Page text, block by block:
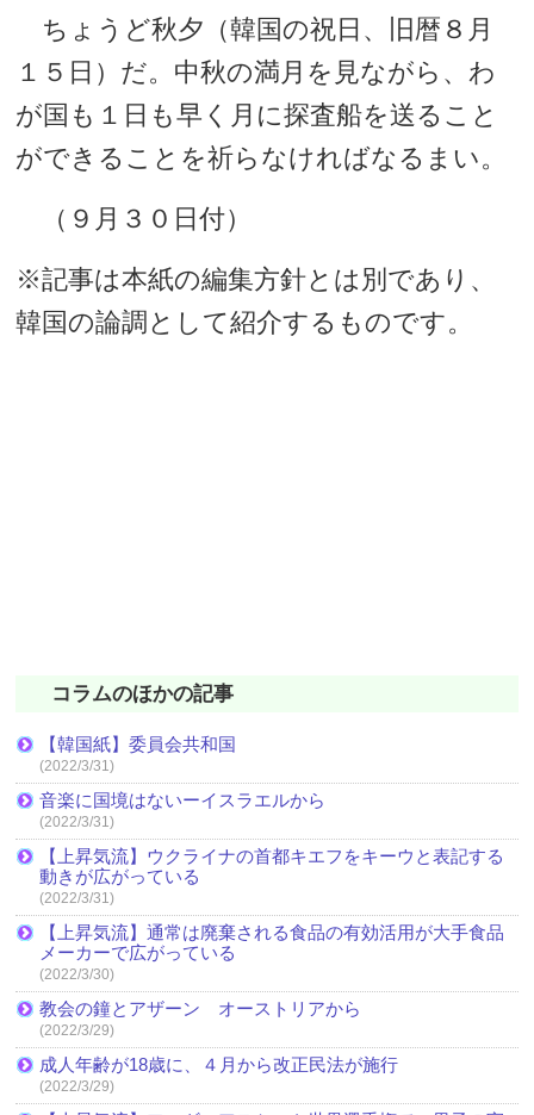
ちょうど秋夕（韓国の祝日、旧暦８月
１５日）だ。中秋の満月を見ながら、わ
が国も１日も早く月に探査船を送ること
ができることを祈らなければなるまい。
（９月３０日付）
※記事は本紙の編集方針とは別であり、
韓国の論調として紹介するものです。
コラムのほかの記事
【韓国紙】委員会共和国
(2022/3/31)
音楽に国境はないーイスラエルから
(2022/3/31)
【上昇気流】ウクライナの首都キエフをキーウと表記する
動きが広がっている
(2022/3/31)
【上昇気流】通常は廃棄される食品の有効活用が大手食品
メーカーで広がっている
(2022/3/30)
教会の鐘とアザーン オーストリアから
(2022/3/29)
成人年齢が18歳に、４月から改正民法が施行
(2022/3/29)